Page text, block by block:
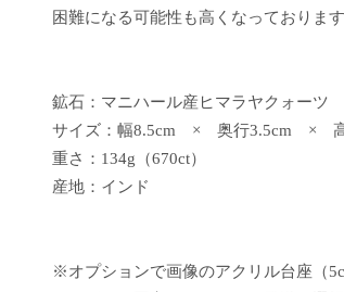
困難になる可能性も高くなっております
鉱石：マニハール産ヒマラヤクォーツ
サイズ：幅8.5cm × 奥行3.5cm × 高
重さ：134g（670ct）
産地：インド
※オプションで画像のアクリル台座（